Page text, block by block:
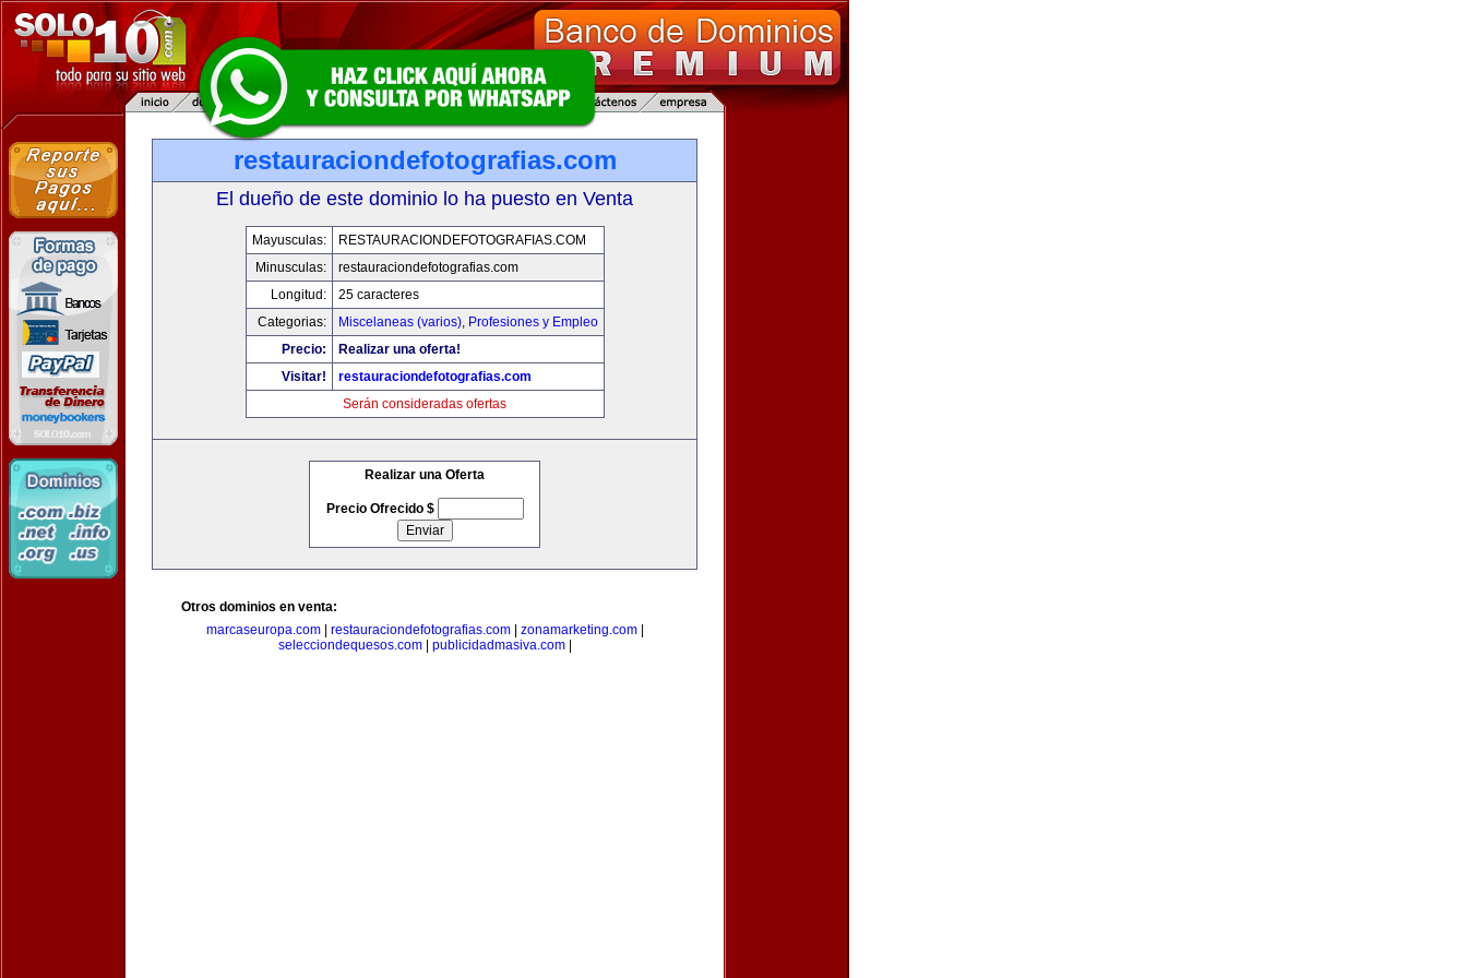
restauraciondefotografias.com
El dueño de este dominio lo ha puesto en Venta
Mayusculas:
RESTAURACIONDEFOTOGRAFIAS.COM
Minusculas:
restauraciondefotografias.com
Longitud:
25 caracteres
Categorias:
Miscelaneas (varios), Profesiones y Empleo
Precio:
Realizar una oferta!
Visitar!
restauraciondefotografias.com
Serán consideradas ofertas
Realizar una Oferta
Precio Ofrecido $
Otros dominios en venta:
marcaseuropa.com| restauraciondefotografias.com| zonamarketing.com|
selecciondequesos.com| publicidadmasiva.com|